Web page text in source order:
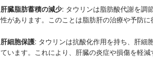
肝臓脂肪蓄積の減少: タウリンは脂肪酸代謝を調
性があります。このことは脂肪肝の治療や予防に
肝細胞保護: タウリンは抗酸化作用を持ち、肝細
ています。これにより、肝臓の炎症や損傷を軽減